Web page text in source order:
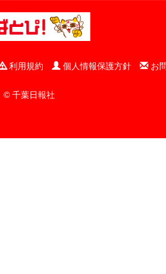
利用規約 個人情報保護方針 お
© 千葉日報社